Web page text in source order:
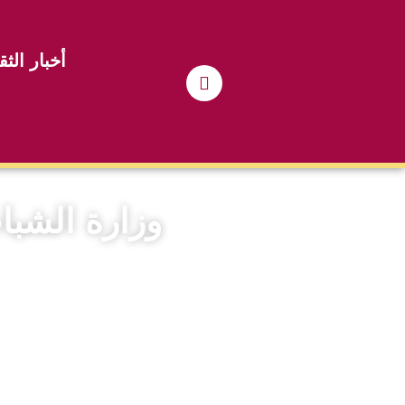
أخبار
وزارة